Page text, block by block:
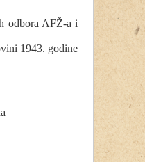
odbora AFŽ-a i
1943. godine